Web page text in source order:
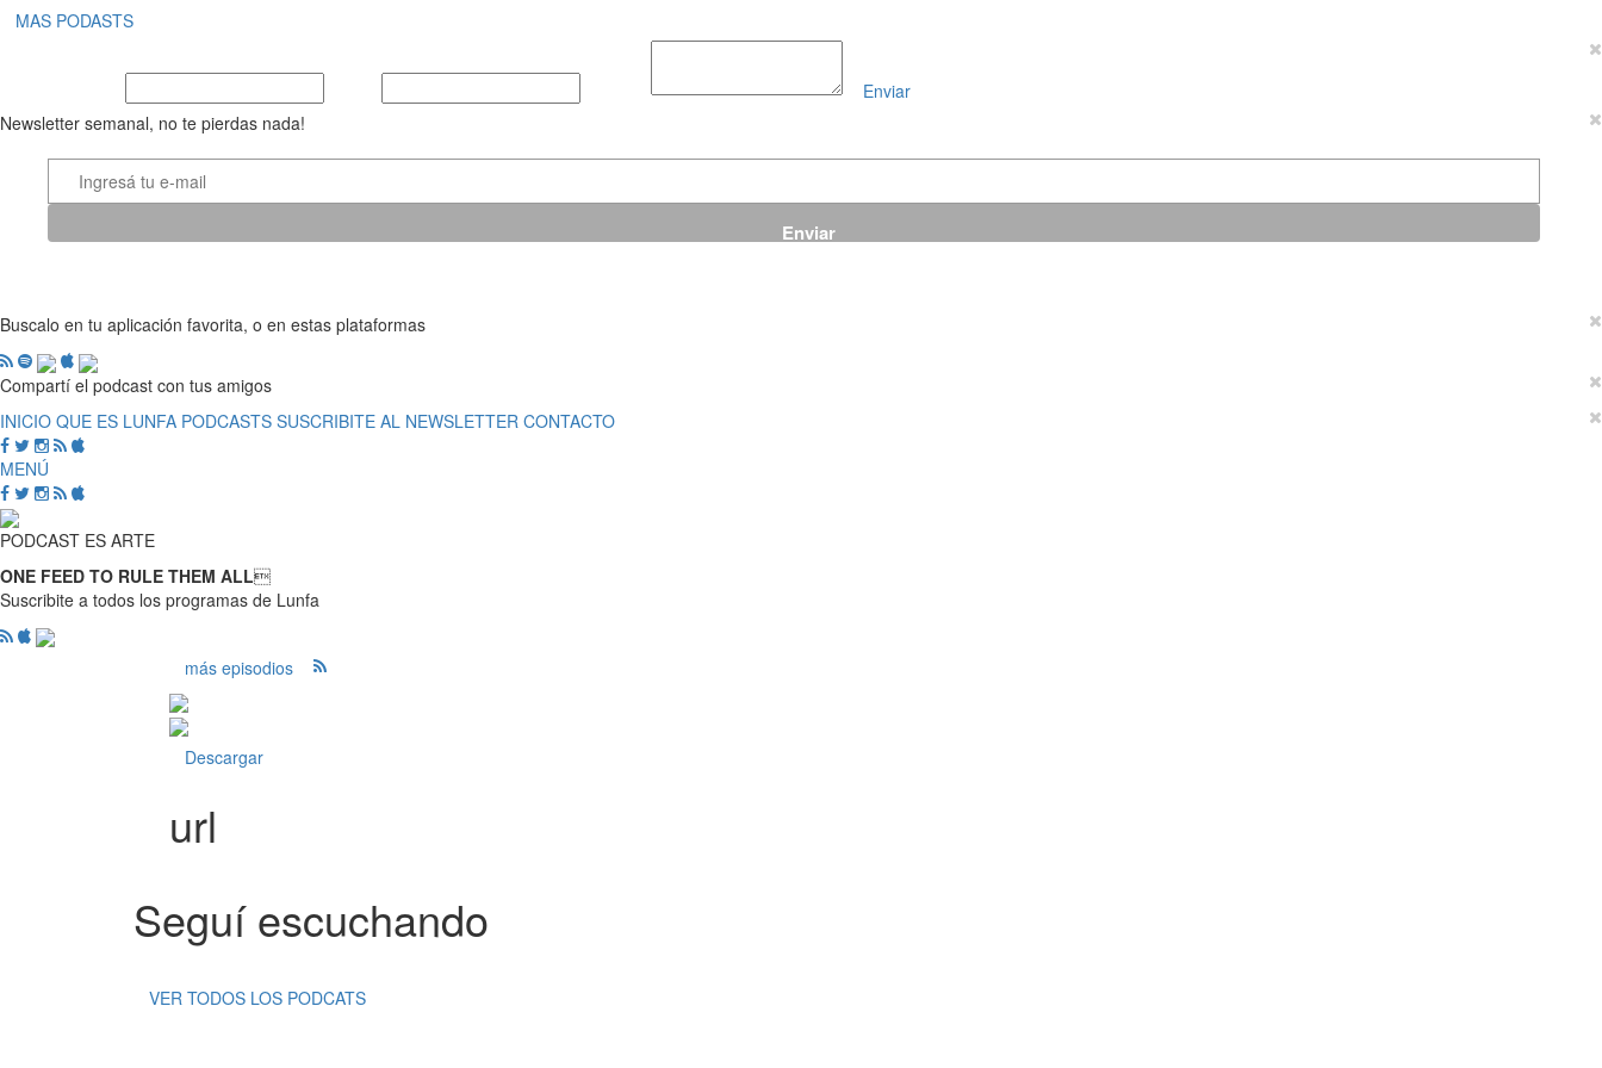
MAS PODASTS
Enviar
Newsletter semanal, no te pierdas nada!
Buscalo en tu aplicación favorita, o en estas plataformas
Compartí el podcast con tus amigos
INICIO QUE ES LUNFA PODCASTS SUSCRIBITE AL NEWSLETTER CONTACTO
MENÚ
PODCAST ES ARTE
ONE FEED TO RULE THEM ALL
Suscribite a todos los programas de Lunfa
más episodios
Descargar
url
Seguí escuchando
VER TODOS LOS PODCATS